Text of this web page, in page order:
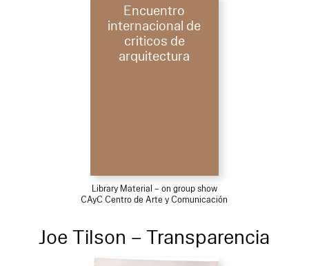
Encuentro
internacional de
criticos de
arquitectura
Library Material – on group show
CAyC Centro de Arte y Comunicación
Joe Tilson – Transparencia